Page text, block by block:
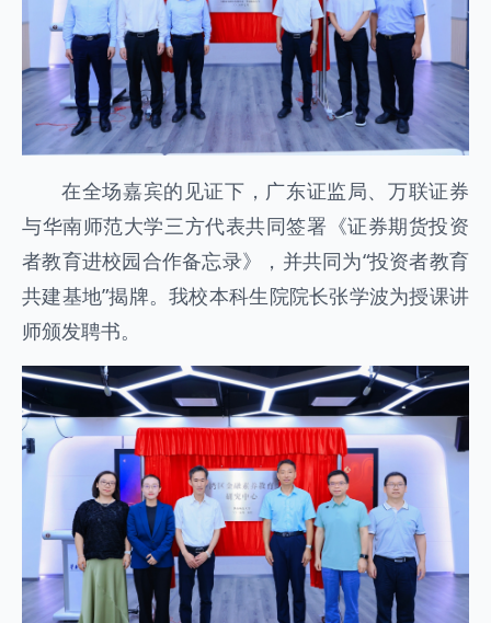
在全场嘉宾的见证下，广东证监局、万联证券
与华南师范大学三方代表共同签署《证券期货投资
者教育进校园合作备忘录》，并共同为“投资者教育
共建基地”揭牌。我校本科生院院长张学波为授课讲
师颁发聘书。